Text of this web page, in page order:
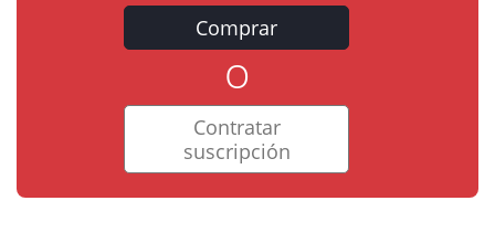
Comprar
o
Contratar
suscripción